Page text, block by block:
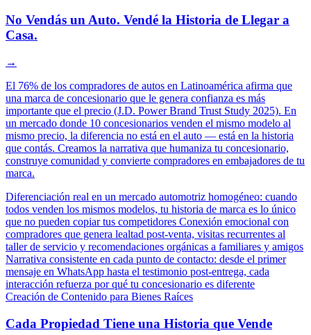
No Vendás un Auto. Vendé la Historia de Llegar a
Casa.
→
El 76% de los compradores de autos en Latinoamérica afirma que
una marca de concesionario que le genera confianza es más
importante que el precio (J.D. Power Brand Trust Study 2025). En
un mercado donde 10 concesionarios venden el mismo modelo al
mismo precio, la diferencia no está en el auto — está en la historia
que contás. Creamos la narrativa que humaniza tu concesionario,
construye comunidad y convierte compradores en embajadores de tu
marca.
Diferenciación real en un mercado automotriz homogéneo: cuando
todos venden los mismos modelos, tu historia de marca es lo único
que no pueden copiar tus competidores Conexión emocional con
compradores que genera lealtad post-venta, visitas recurrentes al
taller de servicio y recomendaciones orgánicas a familiares y amigos
Narrativa consistente en cada punto de contacto: desde el primer
mensaje en WhatsApp hasta el testimonio post-entrega, cada
interacción refuerza por qué tu concesionario es diferente
Creación de Contenido para Bienes Raíces
Cada Propiedad Tiene una Historia que Vende